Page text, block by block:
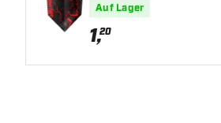
Auf Lager
1,20